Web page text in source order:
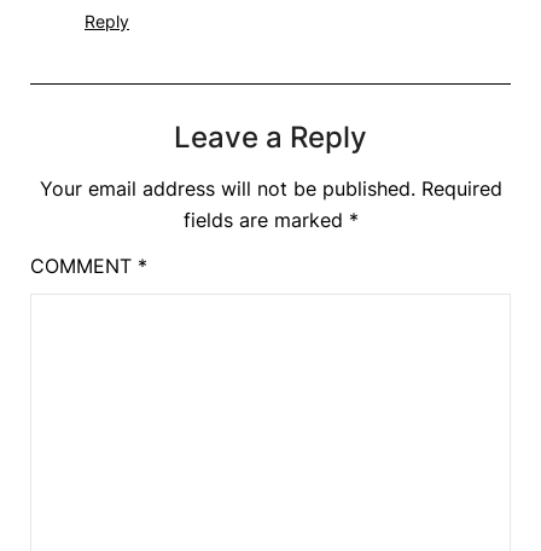
Reply
Leave a Reply
Your email address will not be published. Required
fields are marked *
COMMENT *